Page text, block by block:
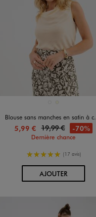
Blouse sans manches en satin à col bénitier femme
5,99 € 19,99 € -70%
Dernière chance
5/5 de moyenne
(17 avis)
AJOUTERAU PANIER